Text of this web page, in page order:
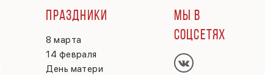
ПРАЗДНИКИ
8 марта
14 февраля
День матери
МЫ В
СОЦСЕТЯХ